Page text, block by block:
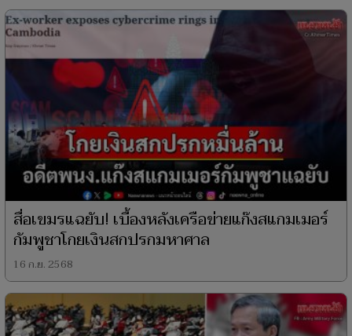
สื่อเขมรแฉยับ! เบื้องหลังเครือข่ายแก๊งสแกมเมอร์
กัมพูชาโกยเงินสกปรกมหาศาล
16 ก.ย. 2568